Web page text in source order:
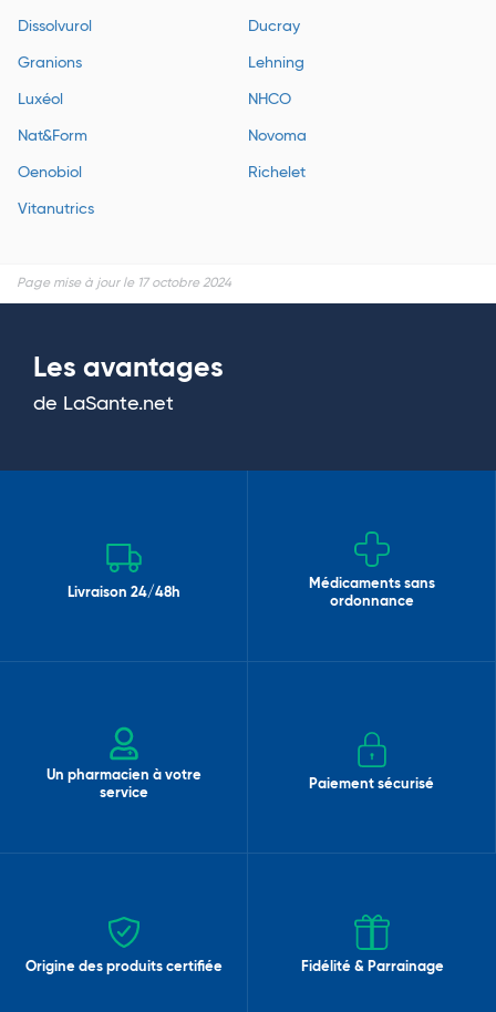
Dissolvurol Ducray
Granions Lehning
Luxéol NHCO
Nat&Form Novoma
Oenobiol Richelet
Vitanutrics
Page mise à jour le 17 octobre 2024
Les avantages
de LaSante.net
Livraison 24/48h
Médicaments sans
ordonnance
Un pharmacien à votre
service
Paiement sécurisé
Origine des produits certifiée Fidélité & Parrainage